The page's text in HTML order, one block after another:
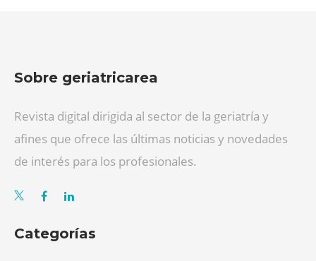
Sobre geriatricarea
Revista digital dirigida al sector de la geriatría y
afines que ofrece las últimas noticias y novedades
de interés para los profesionales.
Categorías